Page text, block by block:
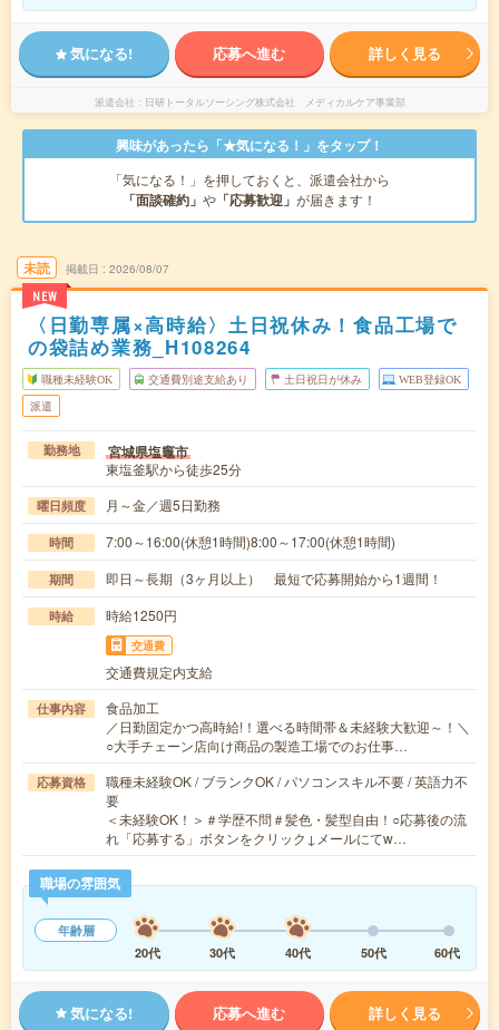
気になる! 応募へ進む 詳しく見る
派遣会社 日研トータルソーシング株式会社 メディカルケア事業部
興味があったら「★気になる！」をタップ！
「気になる！」を押しておくと、派遣会社から
「面談確約」 や 「応募歓迎」 が届きます！
未読
NEW
掲載日 2026/08/07
〈日勤専属×高時給〉土日祝休み！食品工場で
の袋詰め業務_H108264
職種未経験OK 交通費別途支給あり 土日祝日が休み WEB登録OK
派遣
勤務地 宮城県塩竈市
東塩釜駅から徒歩25分
曜日頻度 月～金／週5日勤務
時間 7:00～16:00(休憩1時間)8:00～17:00(休憩1時間)
期間 即日～長期（3ヶ月以上） 最短で応募開始から1週間！
時給 時給1250円
交通費
交通費規定内支給
仕事内容
食品加工
／日勤固定かつ高時給!！選べる時間帯＆未経験大歓迎～！＼
○大手チェーン店向け商品の製造工場でのお仕事…
応募資格
職種未経験OK / ブランクOK / パソコンスキル不要 / 英語力不
要
＜未経験OK！＞＃学歴不問＃髪色・髪型自由！○応募後の流
れ「応募する」ボタンをクリック↓メールにてw…
職場の雰囲気
年齢層
20代
30代 40代 50代 60代
気になる! 応募へ進む 詳しく見る